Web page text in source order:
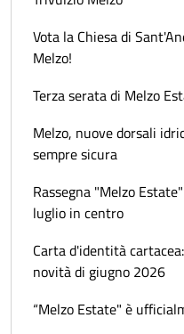
Vota la Chiesa di
Melzo!
Terza serata di Melzo
Melzo, nuove dorsali
sempre sicura
Rassegna "Melzo
luglio in centro
Carta d'identità
novità di giugno 2026
“Melzo Estate" è